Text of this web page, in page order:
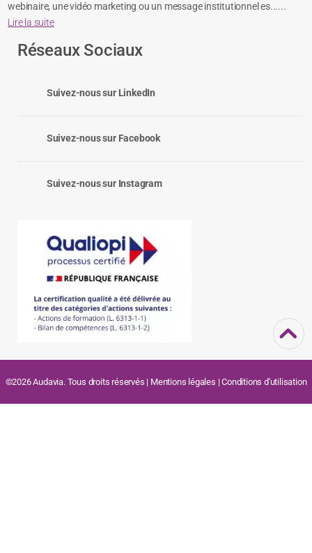
webinaire, une vidéo marketing ou un message institutionnel es......
Lire la suite
Réseaux Sociaux
Suivez-nous sur LinkedIn
Suivez-nous sur Facebook
Suivez-nous sur Instagram
©2026 Audavia. Tous droits réservés | Mentions légales |Conditions d'utilisation